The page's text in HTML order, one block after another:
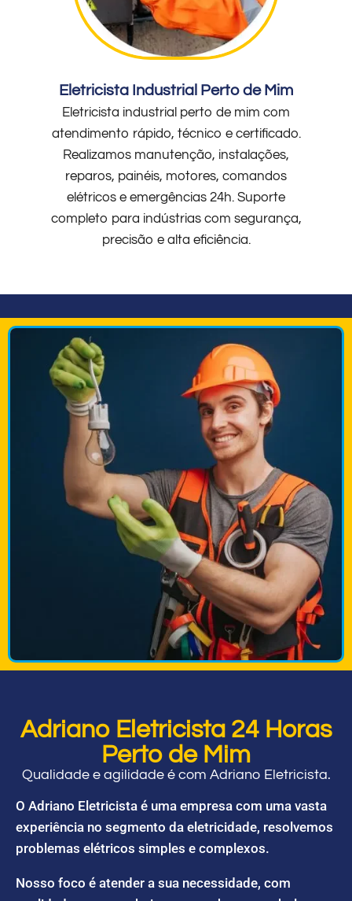
Eletricista Industrial Perto de Mim
Eletricista industrial perto de mim com
atendimento rápido, técnico e certificado.
Realizamos manutenção, instalações,
reparos, painéis, motores, comandos
elétricos e emergências 24h. Suporte
completo para indústrias com segurança,
precisão e alta eficiência.
Adriano Eletricista 24 Horas
Perto de Mim
Qualidade e agilidade é com Adriano Eletricista.
O Adriano Eletricista é uma empresa com uma vasta
experiência no segmento da eletricidade, resolvemos
problemas elétricos simples e complexos.
Nosso foco é atender a sua necessidade, com